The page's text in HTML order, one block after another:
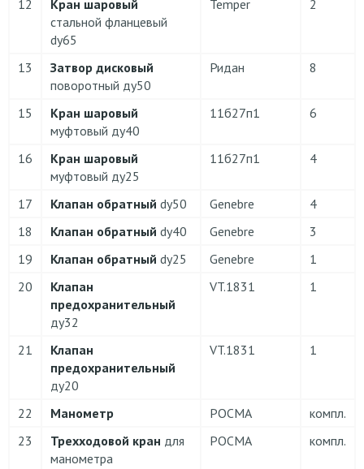
12
Кран шаровый
cтальной фланцевый
dу65
Temper 2
13
Затвор дисковый
поворотный ду50
Ридан 8
15
Кран шаровый
муфтовый ду40
11б27п1 6
16
Кран шаровый
муфтовый ду25
11б27п1 4
17 Клапан обратный dу50 Genebre
4
18
Клапан обратный dу40 Genebre
3
19
Клапан обратный dу25 Genebre
1
20
Клапан
предохранительный
ду32
VT.1831 1
21
Клапан
предохранительный
ду20
VT.1831 1
22 Манометр РОСМА
компл.
23
Трехходовой кран для
манометра
РОСМА компл.